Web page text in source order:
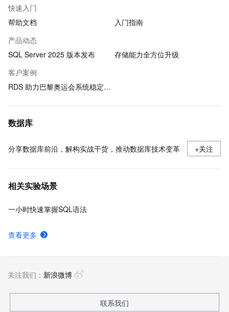
快速入门
帮助文档
入门指南
产品动态
SQL Server 2025 版本发布
存储能力全方位升级
客户案例
RDS 助力巴黎奥运会系统稳定运行
数据库
分享数据库前沿，解构实战干货，推动数据库技术变革 +关注
相关实验场景
一小时快速掌握SQL语法
查看更多
关注我们： 新浪微博
联系我们